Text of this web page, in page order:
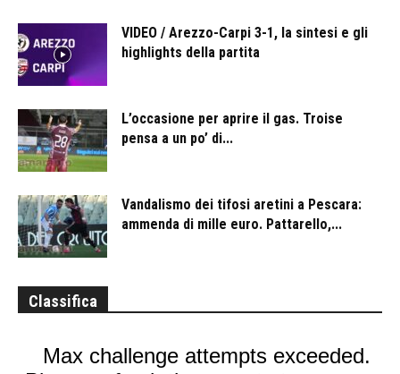
VIDEO / Arezzo-Carpi 3-1, la sintesi e gli
highlights della partita
L’occasione per aprire il gas. Troise
pensa a un po’ di...
Vandalismo dei tifosi aretini a Pescara:
ammenda di mille euro. Pattarello,...
Classifica